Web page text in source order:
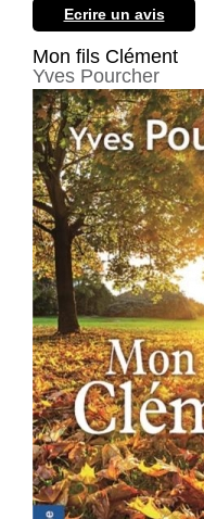
Ecrire un avis
Mon fils Clément
Yves Pourcher